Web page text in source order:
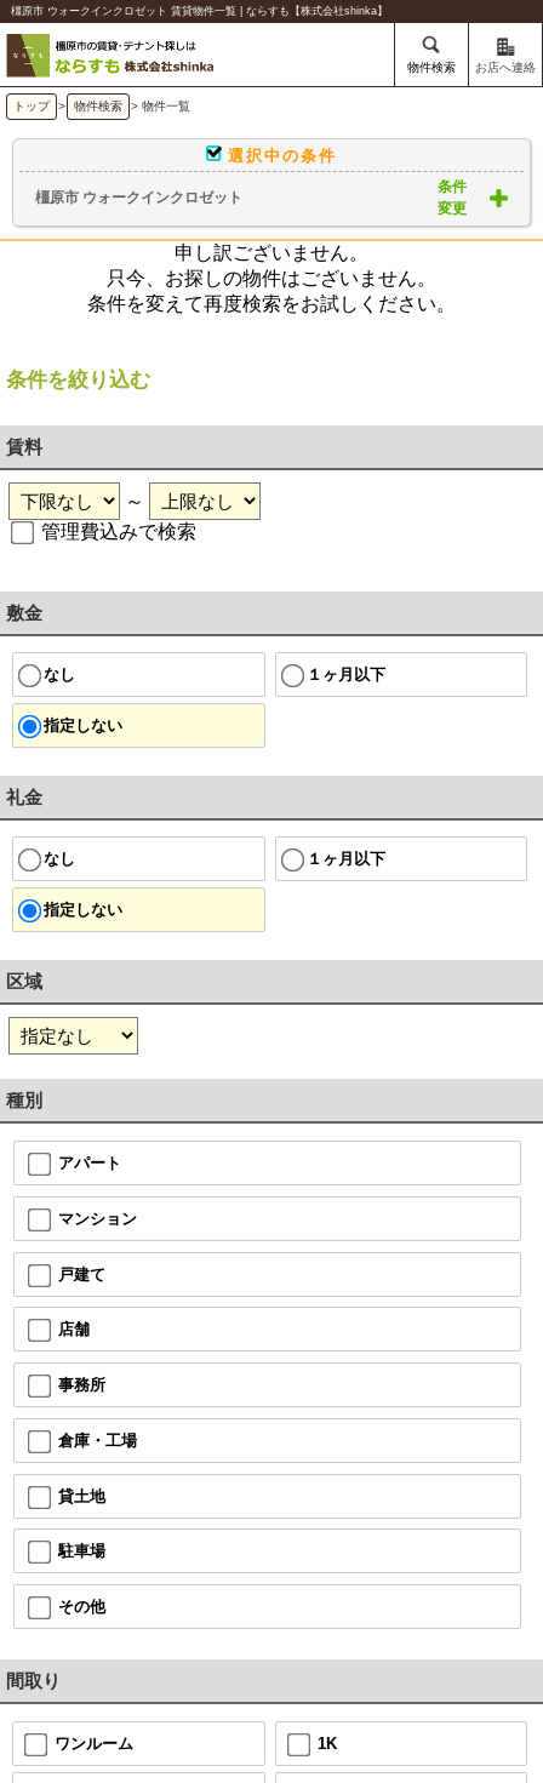
橿原市 ウォークインクロゼット 賃貸物件一覧 | ならすも【株式会社shinka】
物件検索 お店へ連絡
トップ > 物件検索 > 物件一覧
選択中の条件
橿原市 ウォークインクロゼット
条件
変更
申し訳ございません。
只今、お探しの物件はございません。
条件を変えて再度検索をお試しください。
条件を絞り込む
賃料
～
管理費込みで検索
敷金
なし １ヶ月以下
指定しない
礼金
なし １ヶ月以下
指定しない
区域
種別
アパート
マンション
戸建て
店舗
事務所
倉庫・工場
貸土地
駐車場
その他
間取り
ワンルーム 1K